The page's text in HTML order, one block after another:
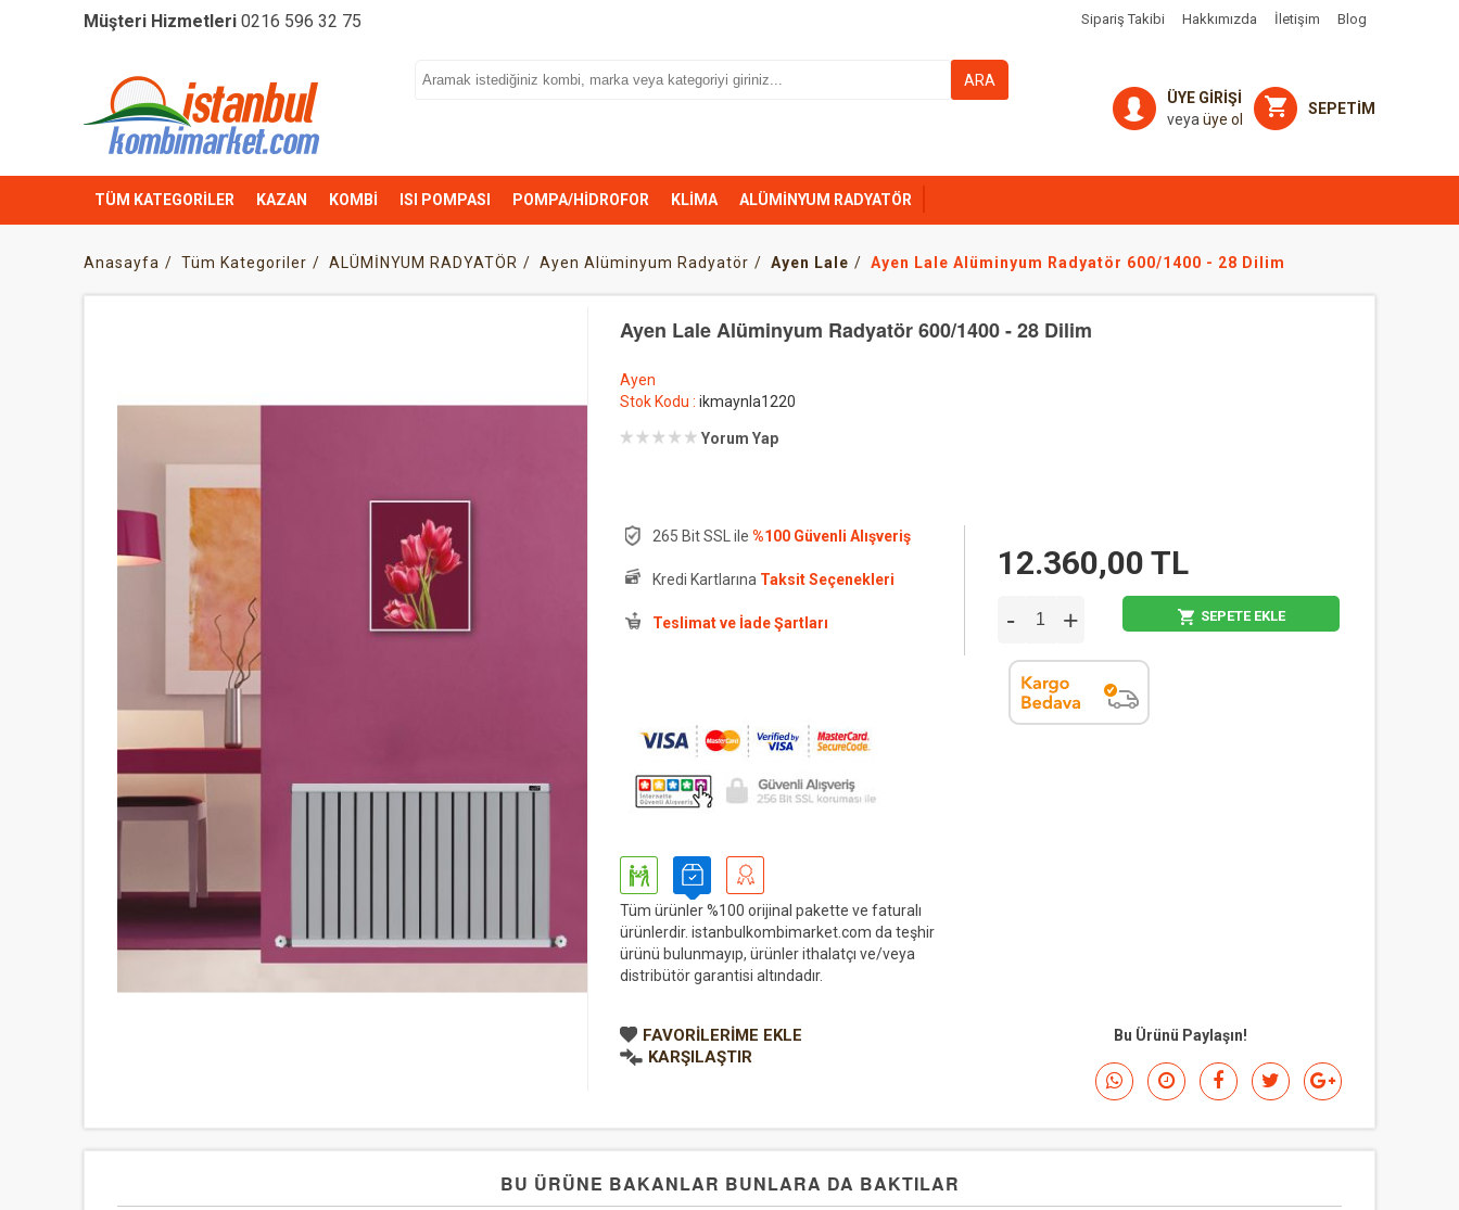
Müşteri Hizmetleri 0216 596 32 75 Sipariş Takibi Hakkımızda İletişim Blog
ARA
ÜYE GİRİŞİ
veya üye ol
SEPETİM
TÜM KATEGORİLER KAZAN KOMBİ ISI POMPASI POMPA/HİDROFOR KLİMA ALÜMİNYUM RADYATÖR
Anasayfa Tüm Kategoriler ALÜMİNYUM RADYATÖR Ayen Alüminyum Radyatör Ayen Lale Ayen Lale Alüminyum Radyatör 600/1400 - 28 Dilim
Ayen Lale Alüminyum Radyatör 600/1400 - 28 Dilim
Ayen
Stok Kodu :ikmaynla1220
Yorum Yap
265 Bit SSL ile%100 Güvenli Alışveriş
Kredi Kartlarına Taksit Seçenekleri
Teslimat ve İade Şartları
12.360,00 TL
- + SEPETE EKLE
Tüm ürünler %100 orijinal pakette ve faturalı
ürünlerdir. istanbulkombimarket.com da teşhir
ürünü bulunmayıp, ürünler ithalatçı ve/veya
distribütör garantisi altındadır.
FAVORILERIME EKLE
KARŞILAŞTIR
Bu Ürünü Paylaşın!
BU ÜRÜNE BAKANLAR BUNLARA DA BAKTILAR